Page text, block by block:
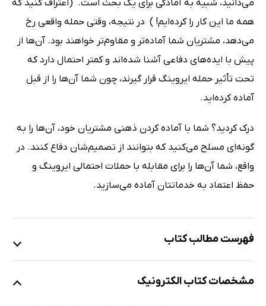
می‌دانید، شبیه به آمادگی برای یک بحث است. ‌ (اعتراف کنید که
همه ما این کار را کرده‌ایم! ‌) ‌ در نتیجه، وقتی حمله واقعی رخ
می‌دهد، مشتریان شما آماده‌تر و مقاوم‌تر خواهند بود. آن‌ها از
پیش با ایده‌های دفاعی آشنا شده‌اند و کمتر احتمال دارد که
تحت تأثیر حمله ایروینگ قرار گیرند، چون شما آن‌ها را از قبل
آماده کرده‌اید.
درک کردید؟ شما با آماده کردن ذهنی مشتریان خود، آن‌ها را به
گونه‌ای مسلح می‌کنید که بتوانند از تصمیم‌شان دفاع کنند. در
واقع، شما آن‌ها را برای مقابله با حملات احتمالی ایروینگ و
حفظ اعتماد به خدماتتان آماده می‌سازید.
فهرست مطالب کتاب
مشخصات کتاب الکترونیک